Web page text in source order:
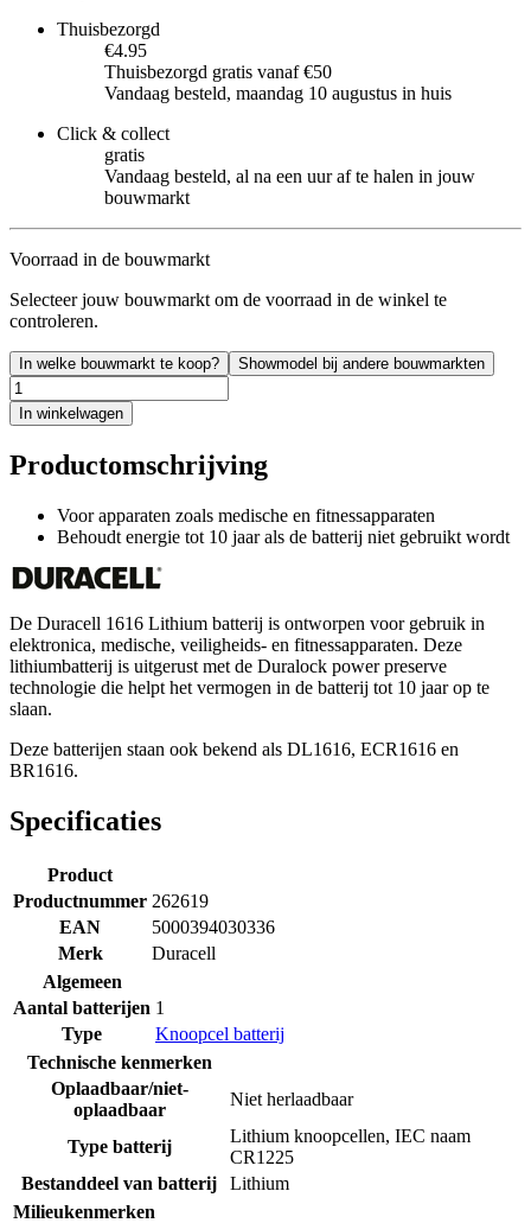
Thuisbezorgd
€4.95
Thuisbezorgd gratis vanaf €50
Vandaag besteld, maandag 10 augustus in huis
Click & collect
gratis
Vandaag besteld, al na een uur af te halen in jouw
bouwmarkt
Voorraad in de bouwmarkt
Selecteer jouw bouwmarkt om de voorraad in de winkel te
controleren.
In welke bouwmarkt te koop? Showmodel bij andere bouwmarkten
In winkelwagen
Productomschrijving
Voor apparaten zoals medische en fitnessapparaten
Behoudt energie tot 10 jaar als de batterij niet gebruikt wordt
De Duracell 1616 Lithium batterij is ontworpen voor gebruik in
elektronica, medische, veiligheids- en fitnessapparaten. Deze
lithiumbatterij is uitgerust met de Duralock power preserve
technologie die helpt het vermogen in de batterij tot 10 jaar op te
slaan.
Deze batterijen staan ook bekend als DL1616, ECR1616 en
BR1616.
Specificaties
Product
Productnummer 262619
EAN
5000394030336
Merk
Duracell
Algemeen
Aantal batterijen 1
Type
Knoopcel batterij
Technische kenmerken
Oplaadbaar/niet-
oplaadbaar
Niet herlaadbaar
Type batterij
Lithium knoopcellen, IEC naam
CR1225
Bestanddeel van batterij
Lithium
Milieukenmerken